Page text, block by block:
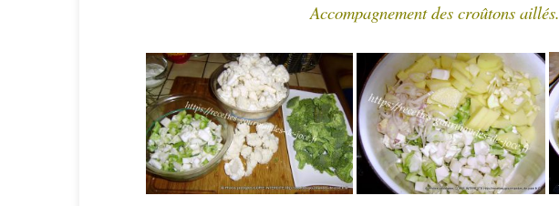
Accompagnement des croûtons aillés.